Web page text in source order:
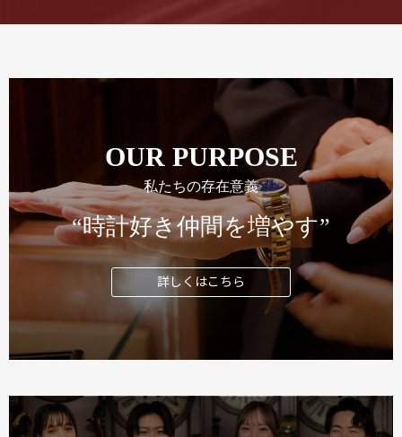
OUR PURPOSE
私たちの存在意義
“時計好き仲間を増やす”
詳しくはこちら